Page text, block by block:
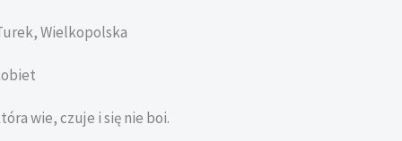
Wielkopolska
wie, czuje i się nie boi.